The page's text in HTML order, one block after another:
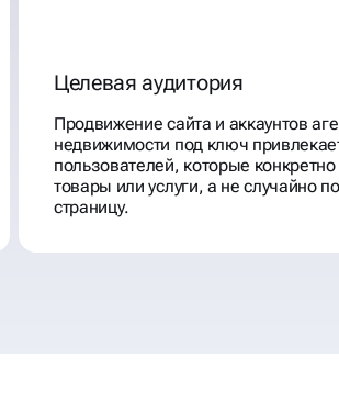
Целевая аудитория
Продвижение сайта и аккаунтов
недвижимости под ключ
пользователей, которые
товары или услуги, а не случайно
страницу.